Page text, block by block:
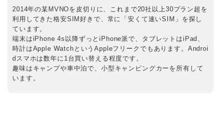
2014年の某MVNOを皮切りに、これまで20社以上30プラン超を
利用してきた格安SIM好きで、常に「安くて速いSIM」を探し
ています。
端末はiPhone 4s以降ずっとiPhone派で、タブレットはiPad、
時計はApple WatchというAppleフリークでもあります。Androi
dスマホは数年に1台買い替える程度です。
趣味はキャンプや車中泊で、小型キャンピングカーを所有して
います。